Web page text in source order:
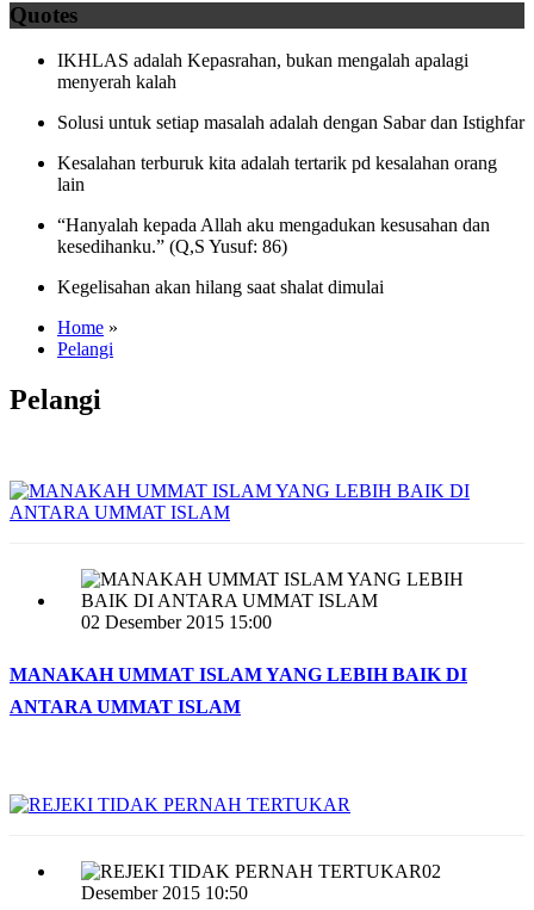
Quotes
IKHLAS adalah Kepasrahan, bukan mengalah apalagi
menyerah kalah
Solusi untuk setiap masalah adalah dengan Sabar dan Istighfar
Kesalahan terburuk kita adalah tertarik pd kesalahan orang
lain
“Hanyalah kepada Allah aku mengadukan kesusahan dan
kesedihanku.” (Q,S Yusuf: 86)
Kegelisahan akan hilang saat shalat dimulai
Home »
Pelangi
Pelangi
02 Desember 2015 15:00
MANAKAH UMMAT ISLAM YANG LEBIH BAIK DI
ANTARA UMMAT ISLAM
02
Desember 2015 10:50